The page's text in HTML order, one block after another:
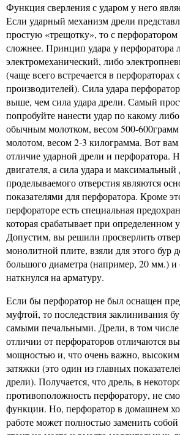
Функция сверления с ударом у него
Если ударный механизм дрели
простую «трещотку», то с перфоратором
сложнее. Принцип удара у перфоратора
электромеханический, либо
(чаще всего встречается в
производителей). Сила удара
выше, чем сила удара дрели. Самый
попробуйте нанести удар по какому
обычным молотком, весом 500-
молотом, весом 2-3 килограмма. Вот
отличие ударной дрели и перфоратора.
двигателя, а сила удара и максимальный
проделываемого отверстия являются
показателями для перфоратора. Кроме
перфораторе есть специальная
которая срабатывает при определенном
Допустим, вы решили просверлить
монолитной плите, взяли для этого бур
большого диаметра (например, 20 мм.) и
наткнулся на арматуру.
Если бы перфоратор не был оснащен
муфтой, то последствия заклинивания
самыми печальными. Дрели, в том
отличии от перфораторов отличаются
мощностью и, что очень важно,
затяжки (это один из главных
дрели). Получается, что дрель, в
противоположность перфоратору, не
функции. Но, перфоратор в домашнем
работе может полностью заменить